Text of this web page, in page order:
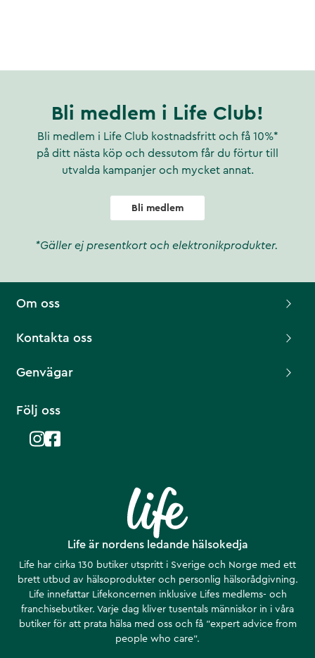
Bli medlem i Life Club!
Bli medlem i Life Club kostnadsfritt och få 10%*
på ditt nästa köp och dessutom får du förtur till
utvalda kampanjer och mycket annat.
Bli medlem
*Gäller ej presentkort och elektronikprodukter.
Life är nordens ledande hälsokedja
Life har cirka 130 butiker utspritt i Sverige och Norge med ett
brett utbud av hälsoprodukter och personlig hälsorådgivning.
Life innefattar Lifekoncernen inklusive Lifes medlems- och
franchisebutiker. Varje dag kliver tusentals människor in i våra
butiker för att prata hälsa med oss och få ”expert advice from
people who care”.
Om oss
Kontakta oss
Genvägar
Följ oss